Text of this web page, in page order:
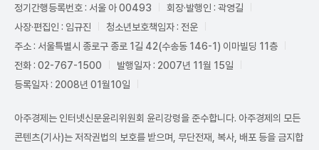
정기간행등록번호 : 서울 아 00493
회장·발행인 : 곽영길
사장·편집인 : 임규진
청소년보호책임자 : 전운
주소 : 서울특별시 종로구 종로 1길 42(수송동 146-1) 이마빌딩 11층
전화 : 02-767-1500
발행일자 : 2007년 11월 15일
등록일자 : 2008년 01월10일
아주경제는 인터넷신문윤리위원회 윤리강령을 준수합니다. 아주경제의 모든
콘텐츠(기사)는 저작권법의 보호를 받으며, 무단전재, 복사, 배포 등을 금지합